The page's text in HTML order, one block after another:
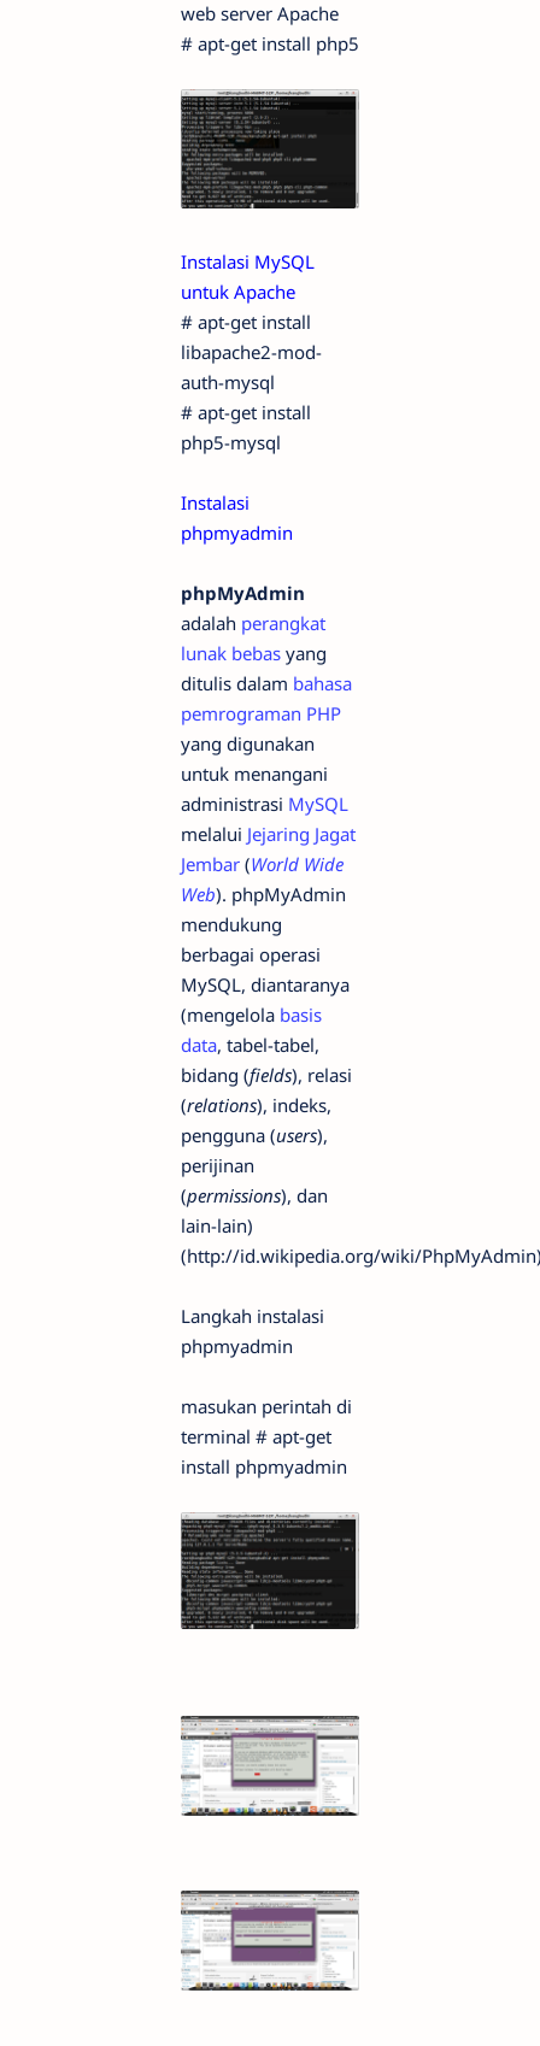
web server Apache
# apt-get install php5
Instalasi MySQL
untuk Apache
# apt-get install
libapache2-mod-
auth-mysql
# apt-get install
php5-mysql
Instalasi
phpmyadmin
phpMyAdmin
adalah perangkat
lunak bebas yang
ditulis dalam bahasa
pemrograman PHP
yang digunakan
untuk menangani
administrasi MySQL
melalui Jejaring Jagat
Jembar (World Wide
Web). phpMyAdmin
mendukung
berbagai operasi
MySQL, diantaranya
(mengelola basis
data, tabel-tabel,
bidang (fields), relasi
(relations), indeks,
pengguna (users),
perijinan
(permissions), dan
lain-lain)
(http://id.wikipedia.org/wiki/
Langkah instalasi
phpmyadmin
masukan perintah di
terminal # apt-get
install phpmyadmin